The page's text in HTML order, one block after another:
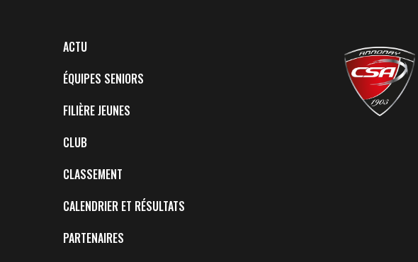
ACTU
ÉQUIPES SENIORS
FILIÈRE JEUNES
CLUB
CLASSEMENT
CALENDRIER ET RÉSULTATS
PARTENAIRES